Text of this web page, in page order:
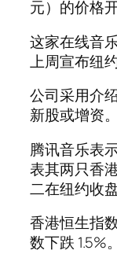
元）的价格
这家在线音
上周宣布纽
公司采用介
新股或增资。
腾讯音乐表
表其两只香
二在纽约收
香港恒生指
数下跌 1.5%。